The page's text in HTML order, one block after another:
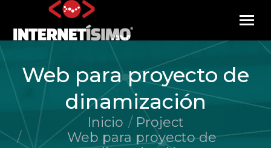
Web para proyecto de
dinamización
Estás aquí: Inicio
Project
Web para proyecto de